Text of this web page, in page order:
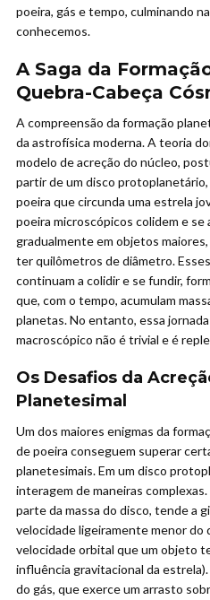
poeira, gás e tempo, culminando
conhecemos.
A Saga da
Quebra-Cabeça
A compreensão da formação
da astrofísica moderna. A teoria
modelo de acreção do núcleo,
partir de um disco
poeira que circunda uma estrela
poeira microscópicos colidem e se
gradualmente em objetos
ter quilômetros de diâmetro.
continuam a colidir e se fundir,
que, com o tempo, acumulam
planetas. No entanto, essa
macroscópico não é trivial e é
Os Desafios da
Planetesimal
Um dos maiores enigmas da
de poeira conseguem superar
planetesimais. Em um disco
interagem de maneiras
parte da massa do disco, tende a
velocidade ligeiramente menor do
velocidade orbital que um objeto
influência gravitacional da
do gás, que exerce um arrasto